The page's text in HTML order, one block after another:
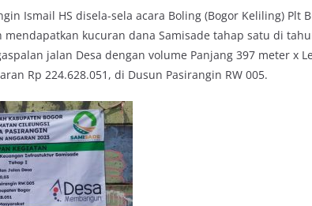
Ismail HS disela-sela acara Boling (Bogor Keliling) Plt
mendapatkan kucuran dana Samisade tahap satu di
jalan Desa dengan volume Panjang 397 meter x
Rp 224.628.051, di Dusun Pasirangin RW 005.